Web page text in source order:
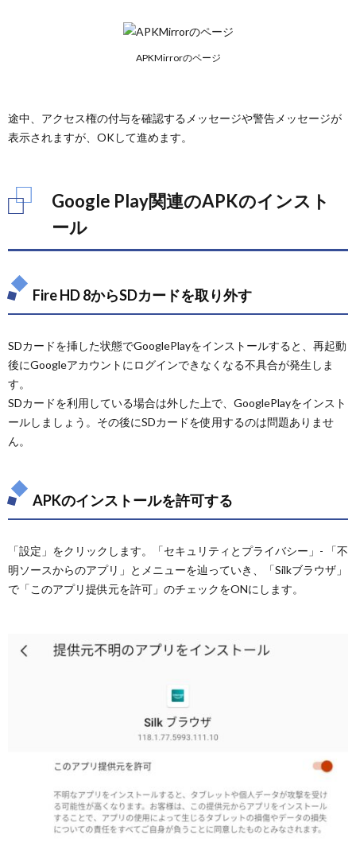
Playを
最新版
3.1.
Google
Play開
発者サ
更新
HD 8
を再起
プリの
自動更
5.
後処
理
インス
トール
した4
APKフ
ァイル
の削除
APKMirrorのページ
途中、アクセス権の付与を確認するメッセージや警告メッセージが
表示されますが、OKして進めます。
Google Play関連のAPKのインスト
ール
Fire HD 8からSDカードを取り外す
SDカードを挿した状態でGooglePlayをインストールすると、再起動
後にGoogleアカウントにログインできなくなる不具合が発生しま
す。
SDカードを利用している場合は外した上で、GooglePlayをインスト
ールしましょう。その後にSDカードを使用するのは問題ありませ
ん。
APKのインストールを許可する
「設定」をクリックします。「セキュリティとプライバシー」- 「不
明ソースからのアプリ」とメニューを辿っていき、「Silkブラウザ」
で「このアプリ提供元を許可」のチェックをONにします。